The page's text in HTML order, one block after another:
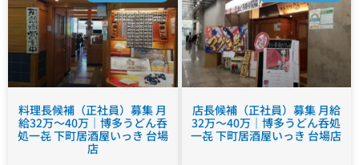
料理長候補（正社員）募集 月
給32万～40万｜博多うどん呑
処一㐂 下町居酒屋いっき 台場
店
店長候補（正社員）募集 月給
32万～40万｜博多うどん呑処
一㐂 下町居酒屋いっき 台場店